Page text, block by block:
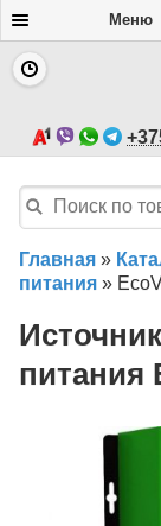
Меню
Главная »
питания »
питания